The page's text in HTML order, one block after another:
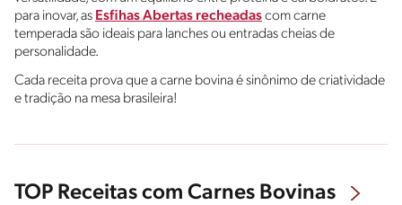
para inovar, as Esfihas Abertas recheadascom carne
temperada são ideais para lanches ou entradas cheias de
personalidade.
Cada receita prova que a carne bovina é sinônimo de criatividade
e tradição na mesa brasileira!
TOP Receitas com Carnes Bovinas